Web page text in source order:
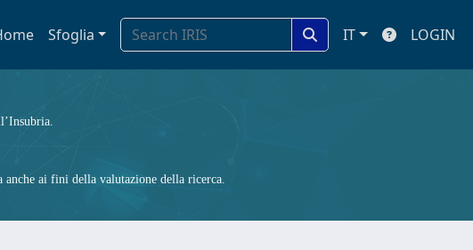
Sfoglia IT LOGIN
ai fini della valutazione della ricerca.